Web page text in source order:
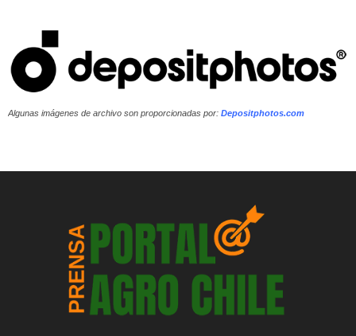
Algunas imágenes de archivo son proporcionadas por: Depositphotos.com